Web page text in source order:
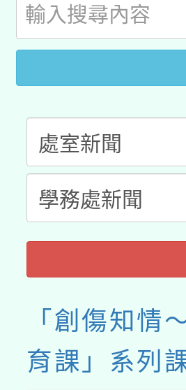
動」
開 智慧啟航
「創傷知情
育課」系列